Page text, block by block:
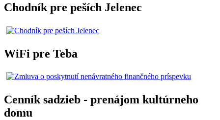
Chodník pre peších Jelenec
WiFi pre Teba
Cenník sadzieb - prenájom kultúrneho
domu